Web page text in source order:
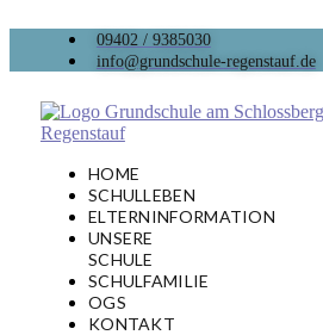
09402 / 9385030
info@grundschule-regenstauf.de
HOME
SCHULLEBEN
ELTERNINFORMATION
UNSERE
SCHULE
SCHULFAMILIE
OGS
KONTAKT